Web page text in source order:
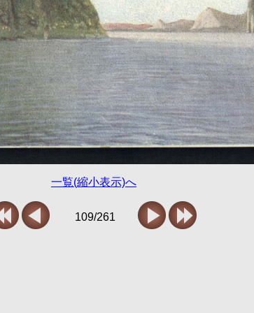
一覧(縮小表示)へ
109/261